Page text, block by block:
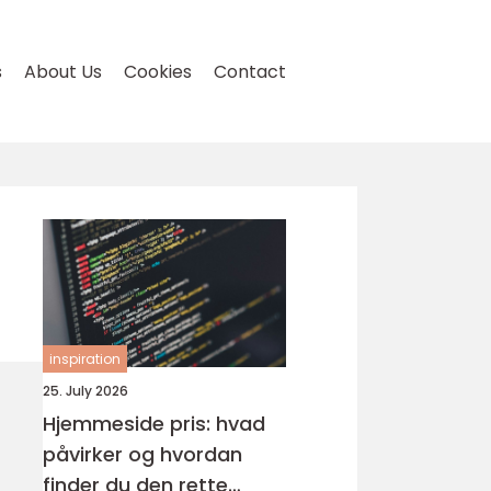
About Us Cookies Contact
inspiration
25. July 2026
Hjemmeside pris: hvad
påvirker og hvordan
finder du den rette